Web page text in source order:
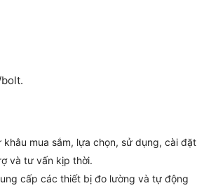
mua sắm, lựa chọn, sử dụng, cài đặt
và tư vấn kịp thời.
cấp các thiết bị đo lường và tự động